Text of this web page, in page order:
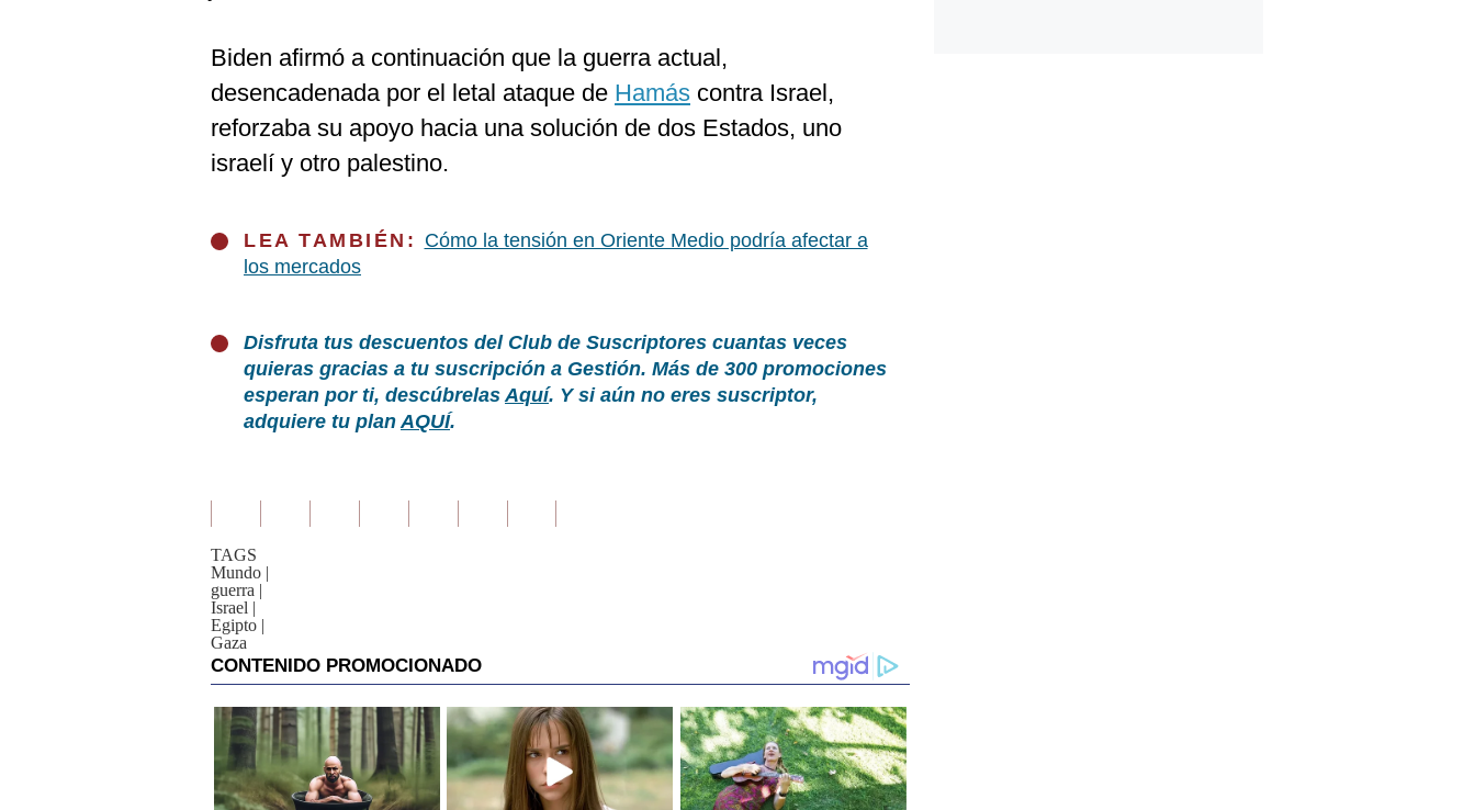
Biden afirmó a continuación que la guerra actual,
desencadenada por el letal ataque de Hamás contra Israel,
reforzaba su apoyo hacia una solución de dos Estados, uno
israelí y otro palestino.
LEA TAMBIÉN: Cómo la tensión en Oriente Medio podría afectar a
los mercados
Disfruta tus descuentos del Club de Suscriptores cuantas veces
quieras gracias a tu suscripción a Gestión. Más de 300 promociones
esperan por ti, descúbrelasAquí. Y si aún no eres suscriptor,
adquiere tu planAQUÍ.
TAGS
Mundo |
guerra |
Israel |
Egipto |
Gaza